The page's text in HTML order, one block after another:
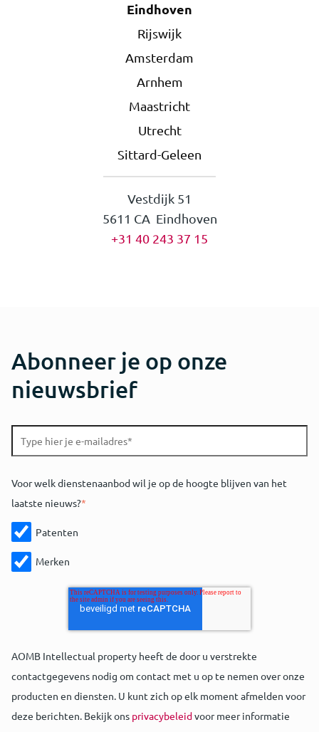
Eindhoven
Rijswijk
Amsterdam
Arnhem
Maastricht
Utrecht
Sittard-Geleen
Vestdijk 51
5611 CA Eindhoven
+31 40 243 37 15
Abonneer je op onze
nieuwsbrief
Voor welk dienstenaanbod wil je op de hoogte blijven van het
laatste nieuws?*
Patenten
Merken
AOMB Intellectual property heeft de door u verstrekte
contactgegevens nodig om contact met u op te nemen over onze
producten en diensten. U kunt zich op elk moment afmelden voor
deze berichten. Bekijk ons privacybeleidvoor meer informatie